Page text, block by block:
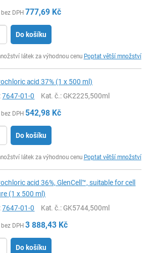
DPH 777,69 Kč
Do košíku
látek za výhodnou cenu Poptat větší množství
acid 37% (1 x 500 ml)
7647-01-0 Kat. č.: GK2225,500ml
DPH 542,98 Kč
Do košíku
látek za výhodnou cenu Poptat větší množství
acid 36%, GlenCell™, suitable for cell
(1 x 500 ml)
7647-01-0 Kat. č.: GK5744,500ml
DPH 3 888,43 Kč
Do košíku